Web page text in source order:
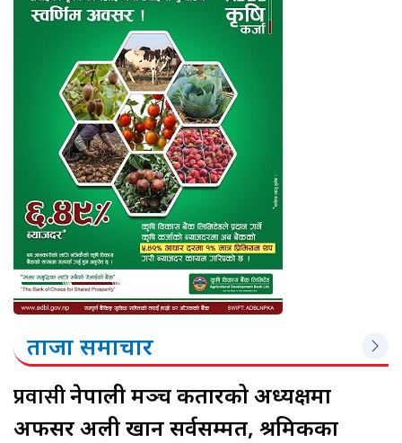
ताजा समाचार
प्रवासीनेपाली मञ्च कतारको अध्यक्षमा
अफसर अली खान सर्वसम्मत, श्रमिकका